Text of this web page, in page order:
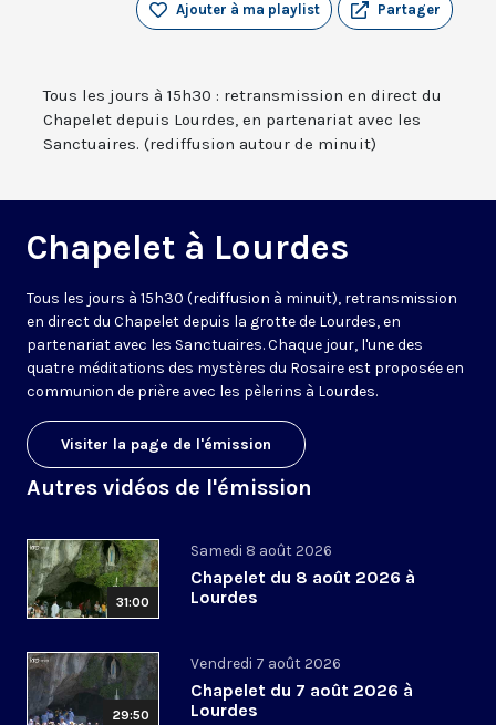
Partager
Ajouter à ma playlist
Tous les jours à 15h30 : retransmission en direct du
Chapelet depuis Lourdes, en partenariat avec les
Sanctuaires. (rediffusion autour de minuit)
Chapelet à Lourdes
Tous les jours à 15h30 (rediffusion à minuit), retransmission
en direct du Chapelet depuis la grotte de Lourdes, en
partenariat avec les Sanctuaires. Chaque jour, l'une des
quatre méditations des mystères du Rosaire est proposée en
communion de prière avec les pèlerins à Lourdes.
Visiter la page de l'émission
Autres vidéos de l'émission
31:00
Samedi 8 août 2026
Chapelet du 8 août 2026 à
Lourdes
29:50
Vendredi 7 août 2026
Chapelet du 7 août 2026 à
Lourdes